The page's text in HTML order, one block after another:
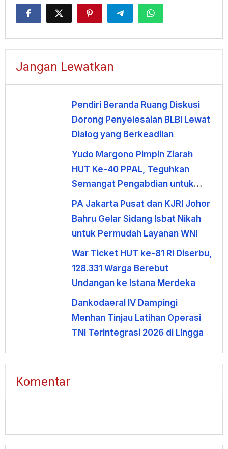
Jangan Lewatkan
Pendiri Beranda Ruang Diskusi
Dorong Penyelesaian BLBI Lewat
Dialog yang Berkeadilan
Yudo Margono Pimpin Ziarah
HUT Ke-40 PPAL, Teguhkan
Semangat Pengabdian untuk
Negeri
PA Jakarta Pusat dan KJRI Johor
Bahru Gelar Sidang Isbat Nikah
untuk Permudah Layanan WNI
War Ticket HUT ke-81 RI Diserbu,
128.331 Warga Berebut
Undangan ke Istana Merdeka
Dankodaeral IV Dampingi
Menhan Tinjau Latihan Operasi
TNI Terintegrasi 2026 di Lingga
Komentar